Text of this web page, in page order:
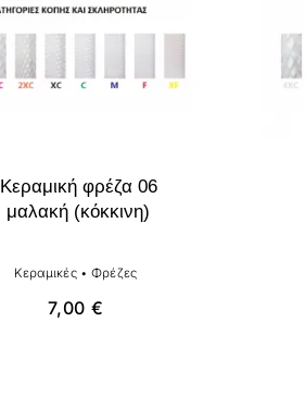
Κεραμική φρέζα 06
μαλακή (κόκκινη)
Κεραμικές• Φρέζες
7,00€